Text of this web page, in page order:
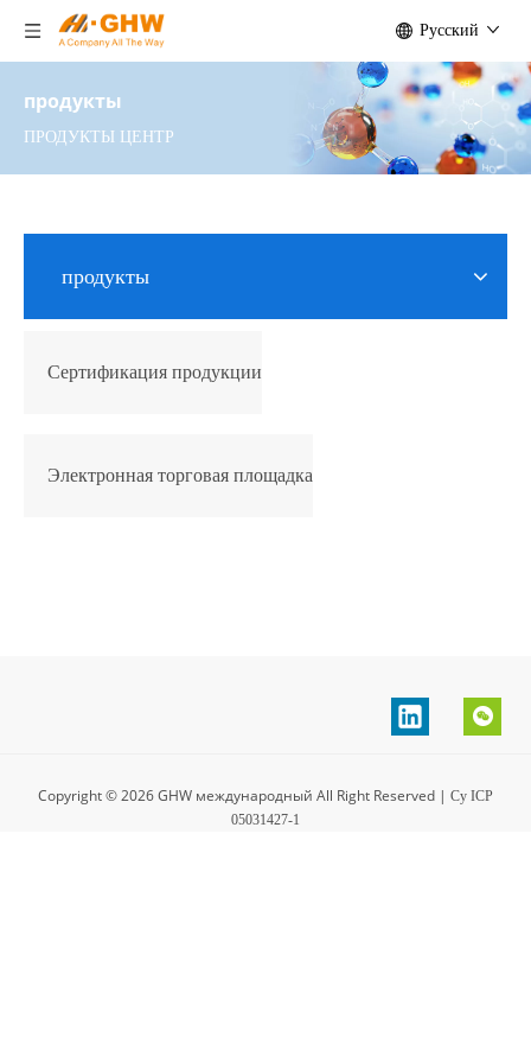
Pусский
продукты
ПРОДУКТЫ ЦЕНТР
продукты
Сертификация продукции
Электронная торговая площадка
Copyright ©2026GHW международный All Right Reserved | Су ICP
05031427-1